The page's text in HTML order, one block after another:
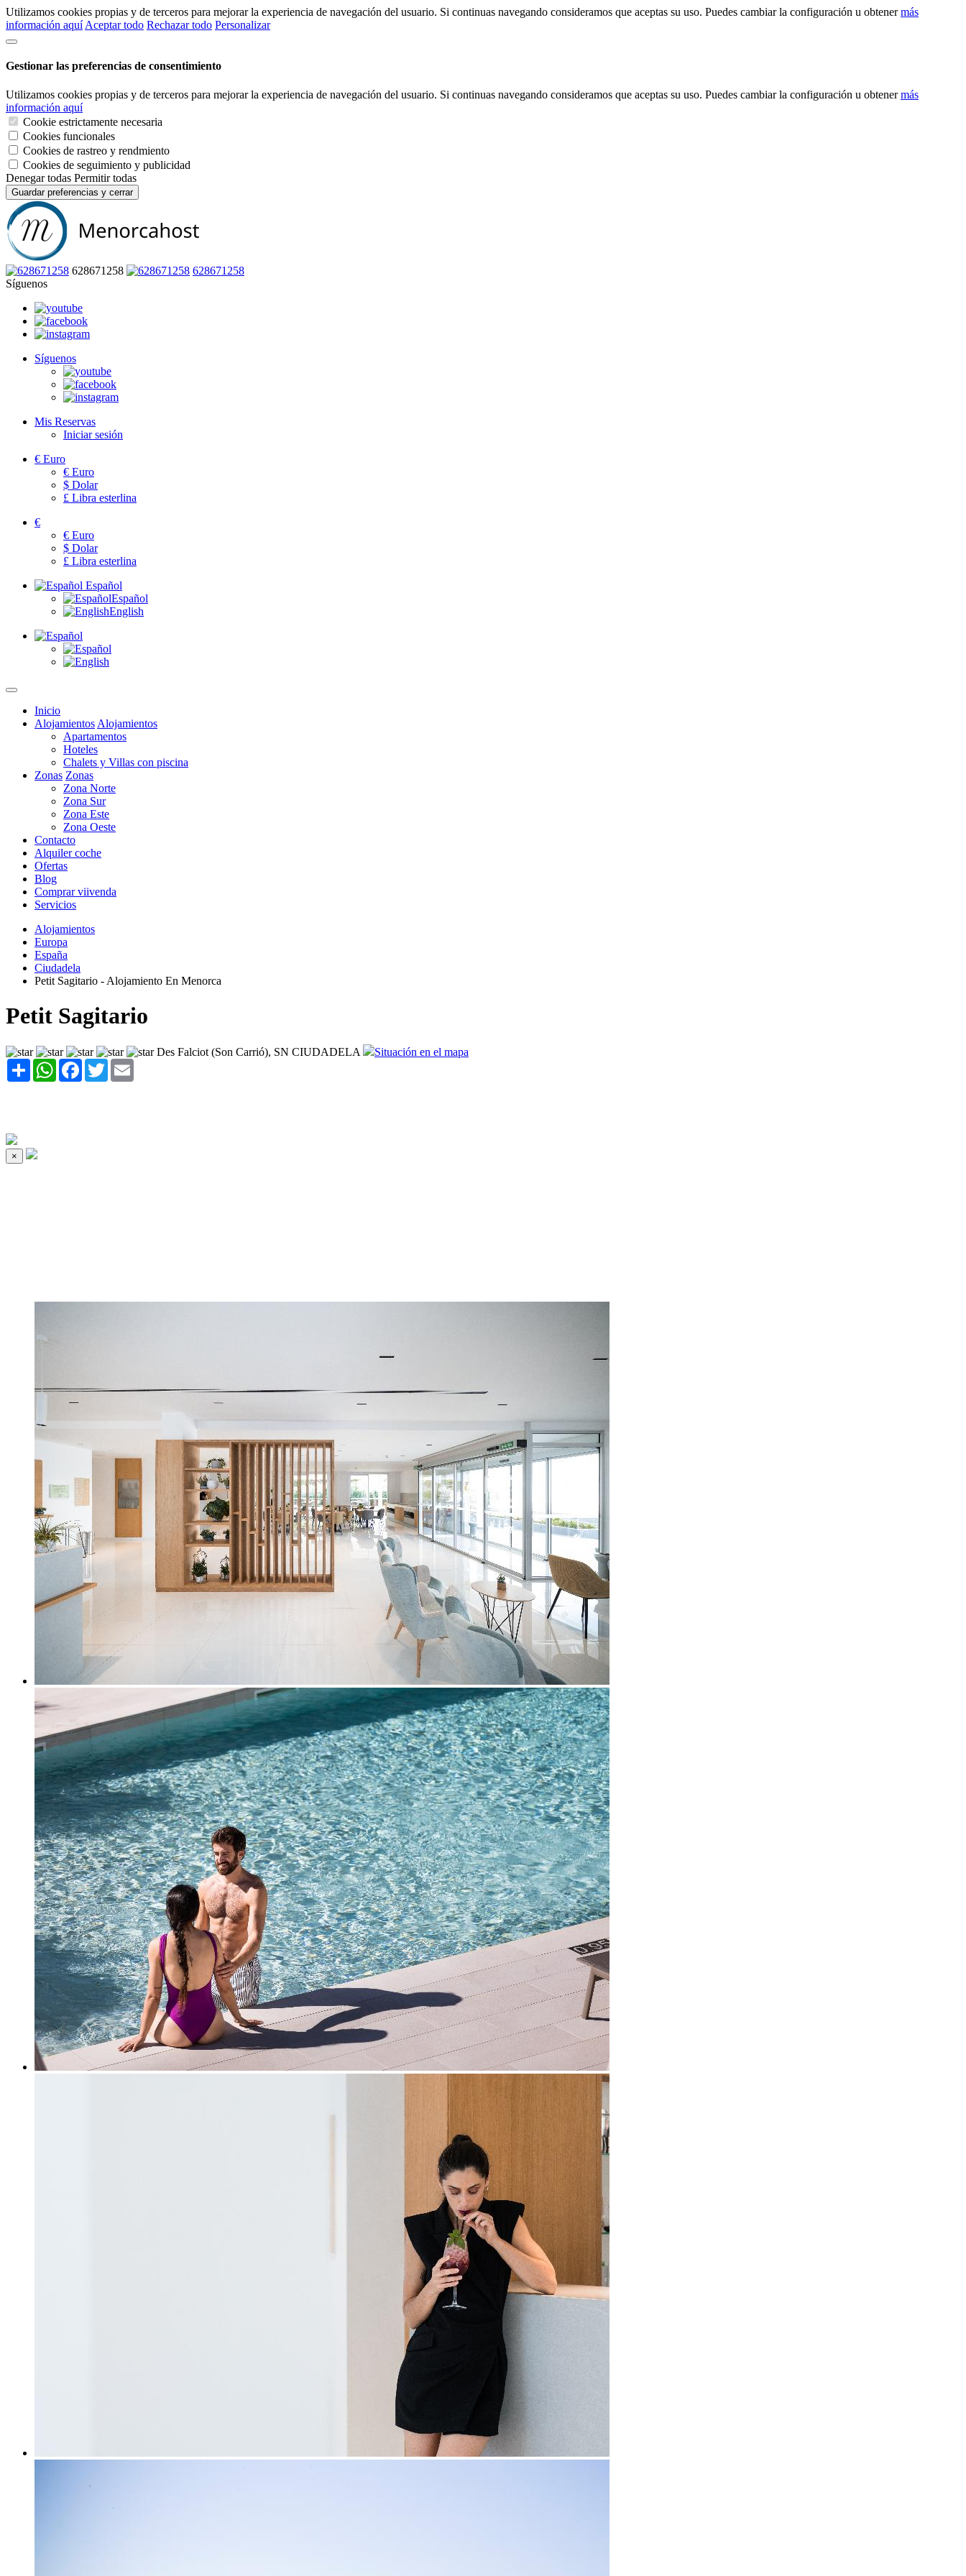
Utilizamos cookies propias y de terceros para mejorar la experiencia de navegación del usuario. Si continuas navegando consideramos que aceptas su uso. Puedes cambiar la configuración u obtenermás
información aquí Aceptar todo Rechazar todo Personalizar
Gestionar las preferencias de consentimiento
Utilizamos cookies propias y de terceros para mejorar la experiencia de navegación del usuario. Si continuas navegando consideramos que aceptas su uso. Puedes cambiar la configuración u obtenermás
información aquí
Cookie estrictamente necesaria
Cookies funcionales
Cookies de rastreo y rendmiento
Cookies de seguimiento y publicidad
Denegar todas Permitir todas
Guardar preferencias y cerrar
628671258
628671258
Síguenos
Síguenos
Mis Reservas
Iniciar sesión
€ Euro
€ Euro
$ Dolar
£ Libra esterlina
€
€ Euro
$ Dolar
£ Libra esterlina
Español
Español
English
Inicio
Alojamientos Alojamientos
Apartamentos
Hoteles
Chalets y Villas con piscina
Zonas Zonas
Zona Norte
Zona Sur
Zona Este
Zona Oeste
Contacto
Alquiler coche
Ofertas
Blog
Comprar viivenda
Servicios
Alojamientos
Europa
España
Ciudadela
Petit Sagitario - Alojamiento En Menorca
Petit Sagitario
Des Falciot (Son Carrió), SN CIUDADELA
Situación en el mapa
Share WhatsAppFacebook
Twitter
×